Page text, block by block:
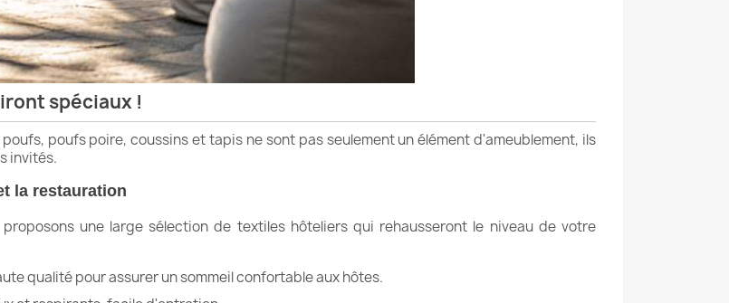
spéciaux !
poufs poire, coussins et tapis ne sont pas seulement un élément d'ameublement, ils
invités.
la restauration
une large sélection de textiles hôteliers qui rehausseront le niveau de votre
qualité pour assurer un sommeil confortable aux hôtes.